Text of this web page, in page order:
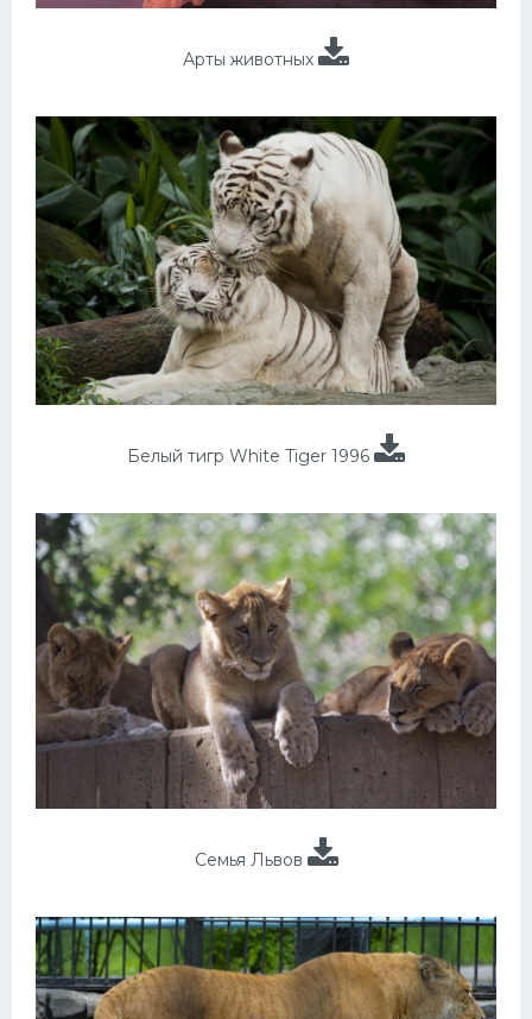
Арты животных
Белый тигр White Tiger 1996
Семья Львов